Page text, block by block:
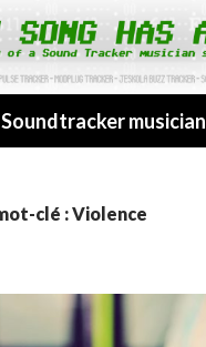
musician
clé : Violence